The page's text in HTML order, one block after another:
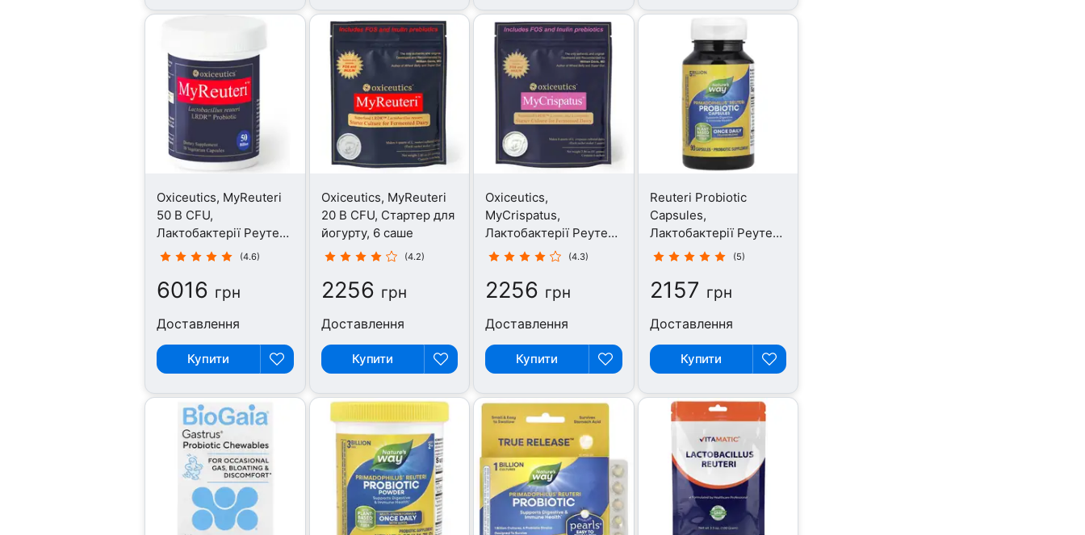
Oxiceutics, MyReuteri
50 B CFU,
Лактобактерії Реутері,
30 капсул
(4.6)
6016 грн
Доставлення
Купити
Oxiceutics, MyReuteri
20 B CFU, Стартер для
йогурту, 6 саше
(4.2)
2256 грн
Доставлення
Купити
Oxiceutics,
MyCrispatus,
Лактобактерії Реутері,
6 Sachets
(4.3)
2256 грн
Доставлення
Купити
Reuteri Probiotic
Capsules,
Лактобактерії Реутері,
90 капсул
(5)
2157 грн
Доставлення
Купити